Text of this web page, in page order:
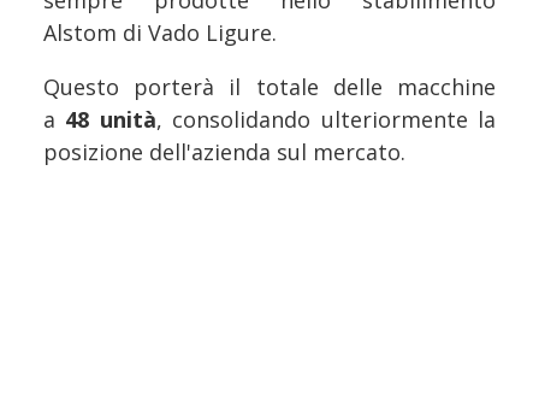
Alstom di Vado Ligure.
Questo porterà il totale delle macchine
a 48 unità, consolidando ulteriormente la
posizione dell'azienda sul mercato.